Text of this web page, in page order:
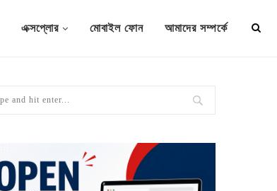
এক্সপ্লোর মোবাইল ফোন আমাদের সম্পর্কে